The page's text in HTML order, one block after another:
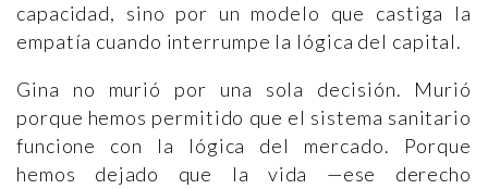
capacidad, sino por un modelo que castiga la
empatía cuando interrumpe la lógica del capital.
Gina no murió por una sola decisión. Murió
porque hemos permitido que el sistema sanitario
funcione con la lógica del mercado. Porque
hemos dejado que la vida —ese derecho